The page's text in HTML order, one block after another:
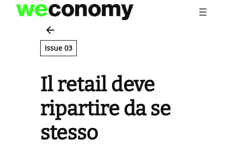
Vai
contenuto
Issue 03
Il retail deve
ripartire da se
stesso